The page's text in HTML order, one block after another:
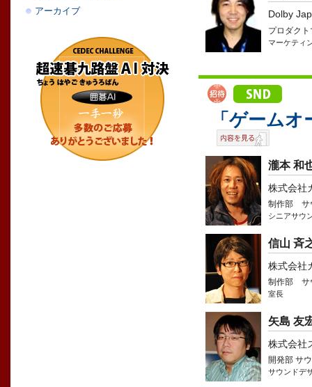
Dolby
プロダク
マーケティ
「ゲーム
瀧本 和
株式会社
制作部 サ
シニアサウ
信山 斉
株式会社
制作部 サ
室長
矢島 友
株式会社
開発部 サ
サウンドデ
アーカイブ